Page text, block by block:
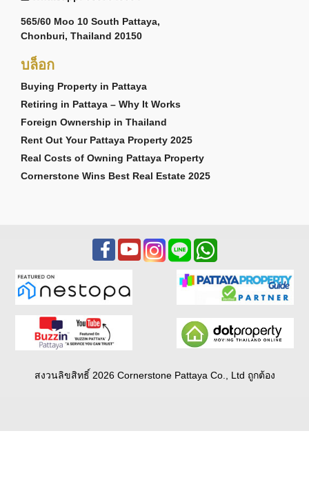
565/60 Moo 10 South Pattaya,
Chonburi, Thailand 20150
บล็อก
Buying Property in Pattaya
Retiring in Pattaya – Why It Works
Foreign Ownership in Thailand
Rent Out Your Pattaya Property 2025
Real Costs of Owning Pattaya Property
Cornerstone Wins Best Real Estate 2025
สงวนลิขสิทธิ์ 2026 Cornerstone Pattaya Co., Ltd ถูกต้อง